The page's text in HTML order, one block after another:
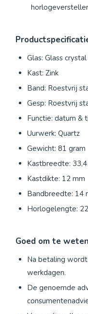
horlogeversteller
Glas: Glass crystal
Kast: Zink
Band: Roestvrij
Gesp: Roestvrij
Functie: datum &
Uurwerk: Quartz
Gewicht: 81 gram
Kastbreedte:
Kastdikte: 12 mm
Bandbreedte: 14
Horlogelengte:
Goed om te weten
Na betaling
werkdagen.
De genoemde